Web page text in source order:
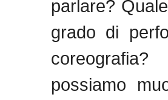
parlare?
grado di
possiamo